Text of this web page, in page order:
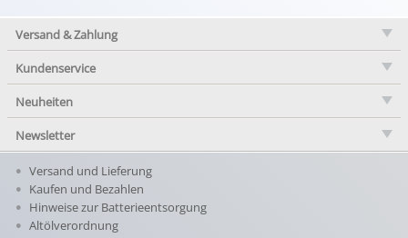
Versand & Zahlung
Kundenservice
Neuheiten
Newsletter
Versand und Lieferung
Kaufen und Bezahlen
Hinweise zur Batterieentsorgung
Altölverordnung